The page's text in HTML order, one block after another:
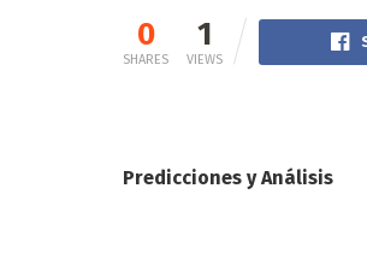
0
SHARES
1
VIEWS
Predicciones y Análisis